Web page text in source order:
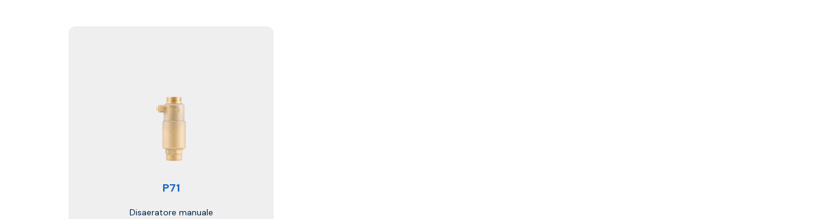
P71
Disaeratore manuale